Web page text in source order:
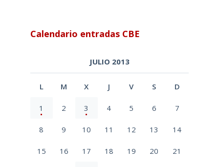
Calendario entradas CBE
JULIO 2013
L M X J V S D
1 2 3 4 5 6 7
8 9 10 11 12 13 14
15 16 17 18 19 20 21